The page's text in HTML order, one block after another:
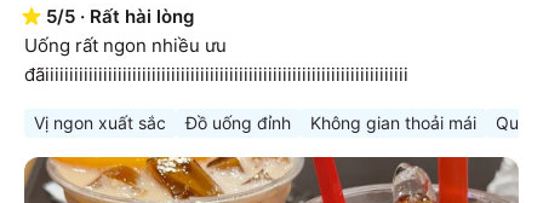
5/5 · Rất hài lòng
Uống rất ngon nhiều ưu
đãiiiiiiiiiiiiiiiiiiiiiiiiiiiiiiiiiiiiiiiiiiiiiiiiiiiiiiiiiiiiiiiiiiiiiiiiiii
Vị ngon xuất sắc Đồ uống đỉnh Không gian thoải mái